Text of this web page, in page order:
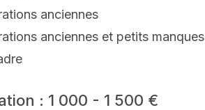
anciennes
anciennes et petits manques
: 1 000 - 1 500 €